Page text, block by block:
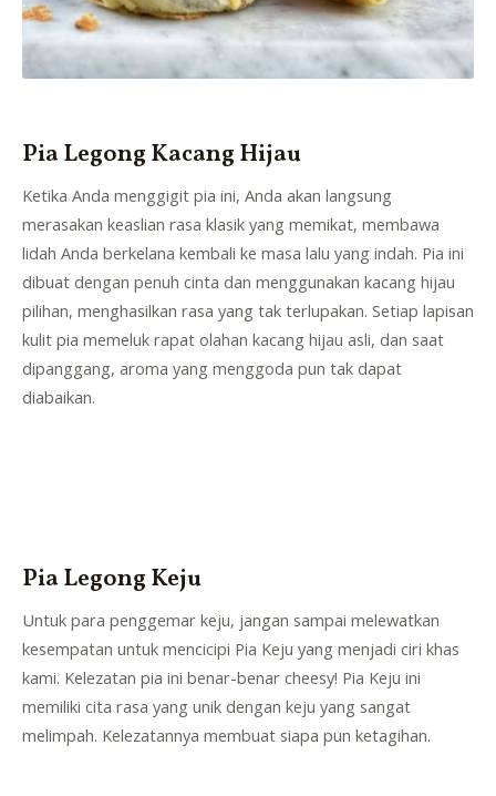
Pia Legong Kacang Hijau
Ketika Anda menggigit pia ini, Anda akan langsung
merasakan keaslian rasa klasik yang memikat, membawa
lidah Anda berkelana kembali ke masa lalu yang indah. Pia ini
dibuat dengan penuh cinta dan menggunakan kacang hijau
pilihan, menghasilkan rasa yang tak terlupakan. Setiap lapisan
kulit pia memeluk rapat olahan kacang hijau asli, dan saat
dipanggang, aroma yang menggoda pun tak dapat
diabaikan.
Pia Legong Keju
Untuk para penggemar keju, jangan sampai melewatkan
kesempatan untuk mencicipi Pia Keju yang menjadi ciri khas
kami. Kelezatan pia ini benar-benar cheesy! Pia Keju ini
memiliki cita rasa yang unik dengan keju yang sangat
melimpah. Kelezatannya membuat siapa pun ketagihan.